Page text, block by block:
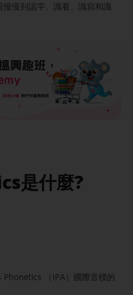
慢到認字、識看、識寫和識
是什麼?
（IPA）國際音標的